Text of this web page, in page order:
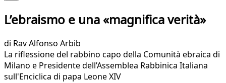
L’ebraismo e una «magnifica verità»
di Rav Alfonso Arbib
La riflessione del rabbino capo della Comunità ebraica di
Milano e Presidente dell’Assemblea Rabbinica Italiana
sull'Enciclica di papa Leone XIV